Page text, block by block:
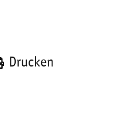
Drucken